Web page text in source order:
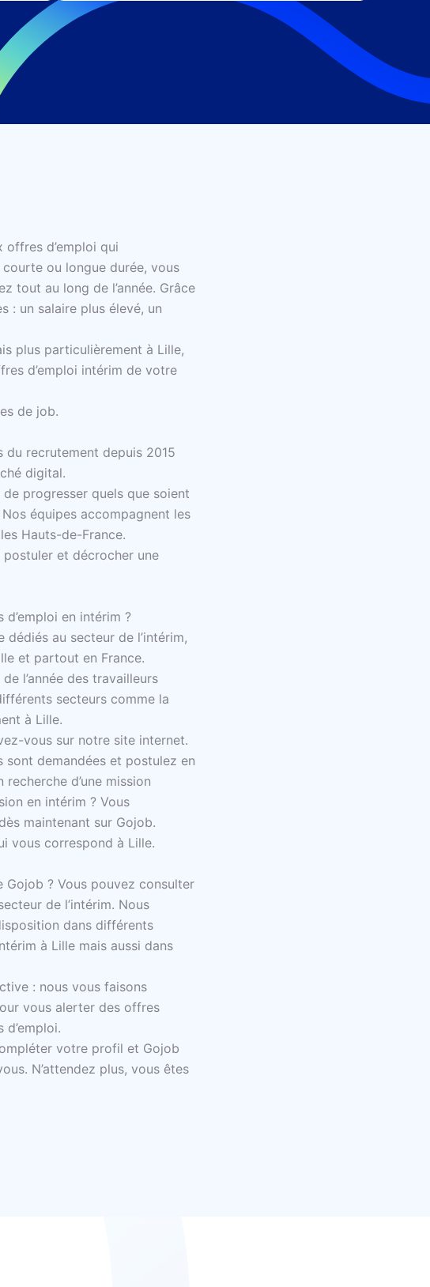
offres d’emploi qui
ou longue durée, vous
tout au long de l’année. Grâce
: un salaire plus élevé, un
plus particulièrement à Lille,
d’emploi intérim de votre
de job.
du recrutement depuis 2015
digital.
progresser quels que soient
Nos équipes accompagnent les
Hauts-de-France.
et décrocher une
en intérim ?
au secteur de l’intérim,
et partout en France.
l’année des travailleurs
secteurs comme la
à Lille.
vous sur notre site internet.
sont demandées et postulez en
d’une mission
en intérim ? Vous
maintenant sur Gojob.
vous correspond à Lille.
Gojob ? Vous pouvez consulter
de l’intérim. Nous
dans différents
à Lille mais aussi dans
: nous vous faisons
vous alerter des offres
votre profil et Gojob
N’attendez plus, vous êtes